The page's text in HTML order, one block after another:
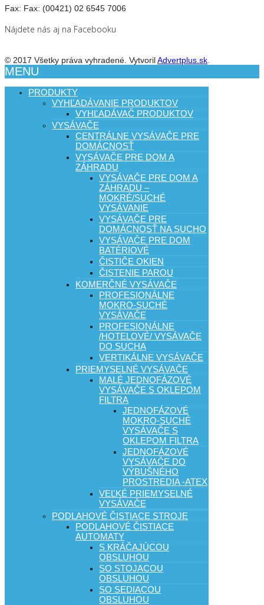
Fax: Fax: (00421) 02 6545 7006
Nájdete nás aj na Facebooku
© 2017 Všetky práva vyhradené. VytvorilAdvertplus.sk
MENU
PRODUKTY
VYHĽADÁVANIE PRODUKTOV
VYHĽADÁVAČ PRODUKTOV
VYSÁVAČE
CENTRÁLNE VYSÁVAČE PRE
DOMÁCNOSŤ
VYSÁVAČE PRE DOM A
ZÁHRADU
VYSÁVAČE PRE DOM A
ZÁHRADU –
MOKRÉ/SUCHÉ
VYSÁVANIE
VYSÁVAČE PRE
DOMÁCNOSŤ NA SUCHO
VYSÁVAČE PRE DOM
BATÉRIOVÉ
ČISTIČE OKIEN
ČISTENIE PAROU
KOMERČNÉ VYSÁVAČE
PROFESIONÁLNE
MOKRO-SUCHÉ
VYSÁVAČE
PROFESIONÁLNE
/HOTELOVÉ/ VYSÁVAČE
DO SUCHA
VERTIKÁLNE VYSÁVAČE
PRIEMYSELNÉ VYSÁVAČE
MALÉ JEDNOFÁZOVÉ
VYSÁVAČE S OKLEPOM
FILTRA
JEDNOFÁZOVÉ
MOKRO-SUCHÉ
VYSÁVAČE S
OKLEPOM FILTRA
JEDNOFÁZOVÉ
VYSÁVAČE DO
VÝBUŠNÉHO
PROSTREDIA -ATEX
VEĽKÉ PRIEMYSELNÉ
VYSÁVAČE
PODLAHOVÉ ČISTIACE STROJE
PODLAHOVÉ ČISTIACE
AUTOMATY
S KRÁČAJÚCOU
OBSLUHOU
SO STOJACOU
OBSLUHOU
SO SEDIACOU
OBSLUHOU